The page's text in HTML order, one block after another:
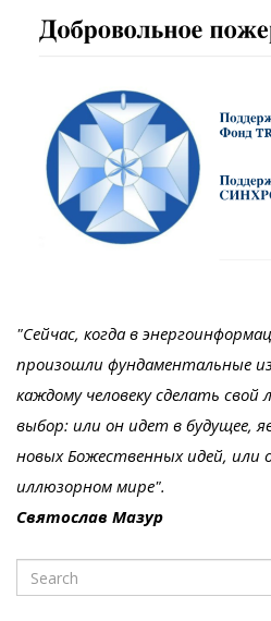
"Сейчас, когда в
произошли фундаментальные
каждому человеку сделать
выбор: или он идет в будущее,
новых Божественных идей, или
иллюзорном мире".
Святослав Мазур